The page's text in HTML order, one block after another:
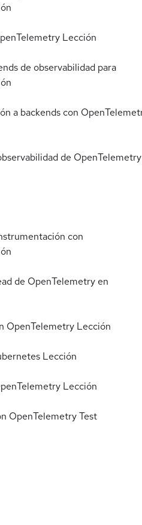
Lección
de observabilidad para
a backends con
de OpenTelemetry
con
de OpenTelemetry en
OpenTelemetry Lección
Lección
Lección
OpenTelemetryTest